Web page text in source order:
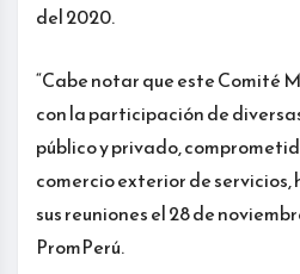
del 2020.
“Cabe notar que este Comité
con la participación de
público y privado,
comercio exterior de
sus reuniones el 28 de
PromPerú.